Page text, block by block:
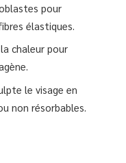
pour
élastiques.
chaleur pour
le visage en
non résorbables.